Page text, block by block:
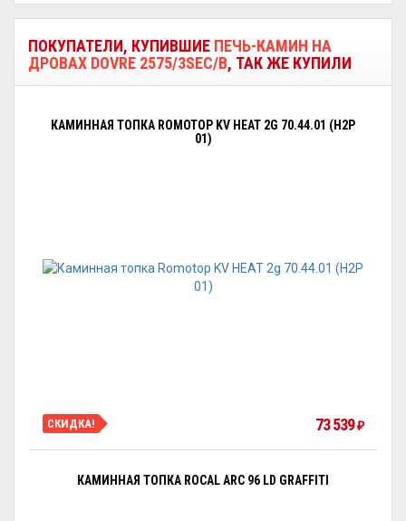
ПОКУПАТЕЛИ, КУПИВШИЕ ПЕЧЬ-КАМИН НА
ДРОВАХ DOVRE 2575/3SEC/B, ТАК ЖЕ КУПИЛИ
КАМИННАЯ ТОПКА ROMOTOP KV HEAT 2G 70.44.01 (H2P
01)
СКИДКА! 73 539₽
КАМИННАЯ ТОПКА ROCAL ARC 96 LD GRAFFITI